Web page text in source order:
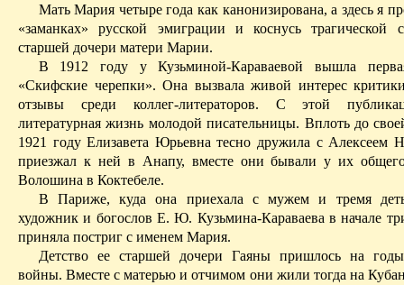
Мать Мария четыре года как канонизирована, а здесь я
«заманках» русской эмиграции и коснусь трагической
старшей дочери матери Марии.
В 1912 году у Кузьминой-Караваевой вышла
«Скифские черепки». Она вызвала живой интерес
отзывы среди коллег-литераторов. С этой
литературная жизнь молодой писательницы. Вплоть до
1921 году Елизавета Юрьевна тесно дружила с Алексеем
приезжал к ней в Анапу, вместе они бывали у их
Волошина в Коктебеле.
В Париже, куда она приехала с мужем и тремя
художник и богослов Е. Ю. Кузьмина-Караваева в начале
приняла постриг с именем Мария.
Детство ее старшей дочери Гаяныпришлось на годы
войны. Вместе с матерью и отчимом они жили тогда на